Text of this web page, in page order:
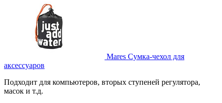
Mares Сумка-чехол для
аксессуаров
Подходит для компьютеров, вторых ступеней регулятора,
масок и т.д.